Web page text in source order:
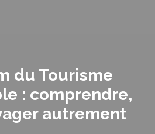
du Tourisme
: comprendre,
autrement